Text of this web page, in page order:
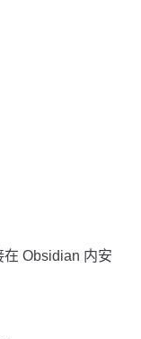
Obsidian 内安